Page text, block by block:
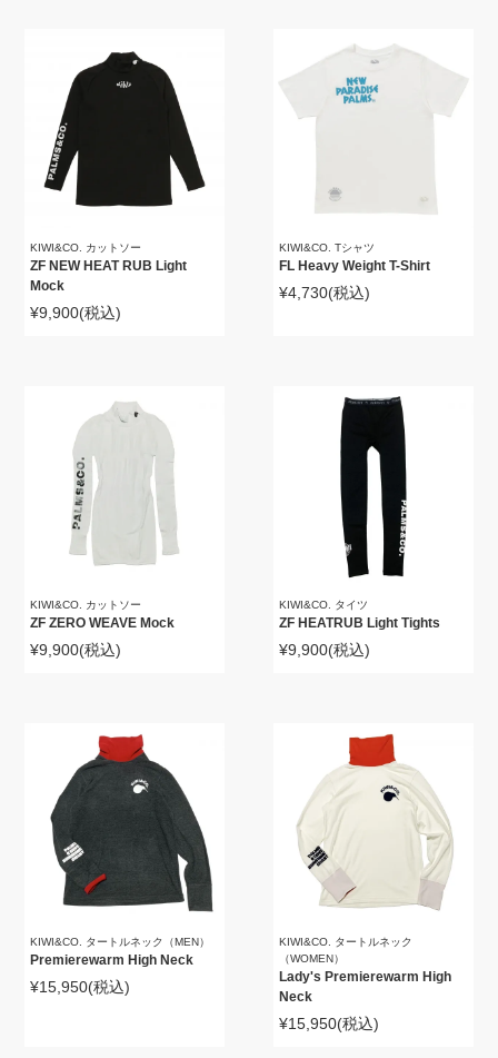
KIWI&CO. カットソー
ZF NEW HEAT RUB Light
Mock
¥9,900(税込)
KIWI&CO. Tシャツ
FL Heavy Weight T-Shirt
¥4,730(税込)
KIWI&CO. カットソー
ZF ZERO WEAVE Mock
¥9,900(税込)
KIWI&CO. タイツ
ZF HEATRUB Light Tights
¥9,900(税込)
KIWI&CO. タートルネック（MEN）
Premierewarm High Neck
¥15,950(税込)
KIWI&CO. タートルネック
（WOMEN）
Lady's Premierewarm High
Neck
¥15,950(税込)